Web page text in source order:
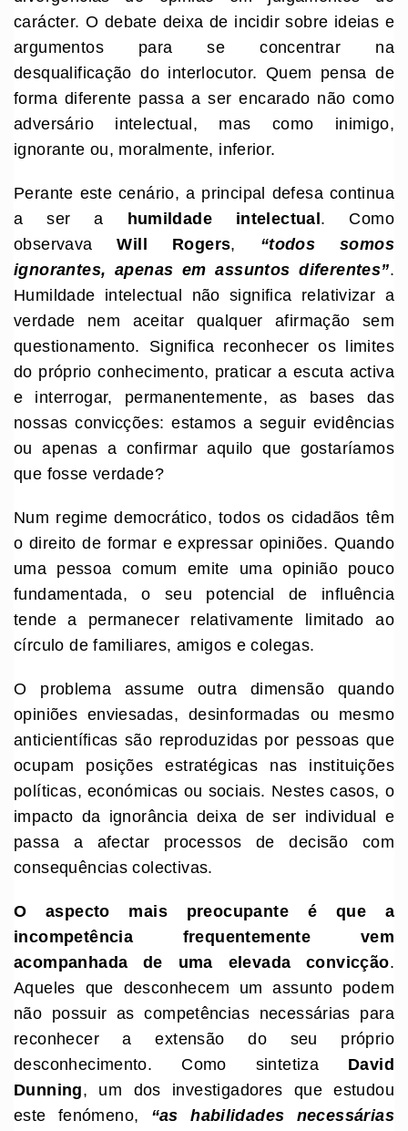
carácter. O debate deixa de incidir sobre ideias e
argumentos para se concentrar na
desqualificação do interlocutor. Quem pensa de
forma diferente passa a ser encarado não como
adversário intelectual, mas como inimigo,
ignorante ou, moralmente, inferior.
Perante este cenário, a principal defesa continua
a ser a
humildade intelectual . Como
observavaWill Rogers, “todos somos
ignorantes, apenas em assuntos diferentes”.
Humildade intelectual não significa relativizar a
verdade nem aceitar qualquer afirmação sem
questionamento. Significa reconhecer os limites
do próprio conhecimento, praticar a escuta activa
e interrogar, permanentemente, as bases das
nossas convicções: estamos a seguir evidências
ou apenas a confirmar aquilo que gostaríamos
que fosse verdade?
Num regime democrático, todos os cidadãos têm
o direito de formar e expressar opiniões. Quando
uma pessoa comum emite uma opinião pouco
fundamentada, o seu potencial de influência
tende a permanecer relativamente limitado ao
círculo de familiares, amigos e colegas.
O problema assume outra dimensão quando
opiniões enviesadas, desinformadas ou mesmo
anticientíficas são reproduzidas por pessoas que
ocupam posições estratégicas nas instituições
políticas, económicas ou sociais. Nestes casos, o
impacto da ignorância deixa de ser individual e
passa a afectar processos de decisão com
consequências colectivas.
O aspecto mais preocupante é que a
incompetência frequentemente vem
acompanhada de uma elevada convicção.
Aqueles que desconhecem um assunto podem
não possuir as competências necessárias para
reconhecer a extensão do seu próprio
desconhecimento. Como sintetiza David
Dunning, um dos investigadores que estudou
este fenómeno, “as habilidades necessárias